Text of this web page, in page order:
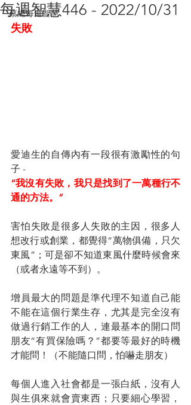
蔡總每週智慧
每週智慧446 - 2022/10/31
失敗
愛迪生的自傳內有一段很有激勵性的句
子 -
“我沒有失敗，我只是找到了一萬種行不
通的方法。”
害怕失敗是很多人失敗的主因，很多人
想改行或創業，都覺得“萬物俱備，只欠
東風”；可是卻不知道東風什麼時候會來
（或者永遠等不到）。
增員最大的問題是準代理不知道自己能
不能在這個行業生存，尤其是完全沒有
做過行銷工作的人，連最基本的開口問
朋友“有買保險嗎？”都要等最好的時機
才能問！（不能隨口問，怕嚇走朋友）
每個人進入社會都是一張白紙，沒有人
與生俱來就會賣東西；只要細心學習，